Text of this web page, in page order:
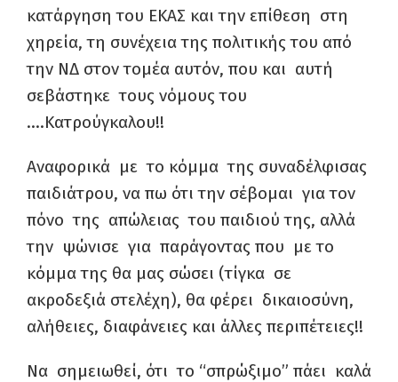
κατάργηση του ΕΚΑΣ και την επίθεση στη
χηρεία, τη συνέχεια της πολιτικής του από
την ΝΔ στον τομέα αυτόν, που και αυτή
σεβάστηκε τους νόμους του
….Κατρούγκαλου!!
Αναφορικά με το κόμμα της συναδέλφισας
παιδιάτρου, να πω ότι την σέβομαι για τον
πόνο της απώλειας του παιδιού της, αλλά
την ψώνισε για παράγοντας που με το
κόμμα της θα μας σώσει (τίγκα σε
ακροδεξιά στελέχη), θα φέρει δικαιοσύνη,
αλήθειες, διαφάνειες και άλλες περιπέτειες!!
Να σημειωθεί, ότι το “σπρώξιμο” πάει καλά